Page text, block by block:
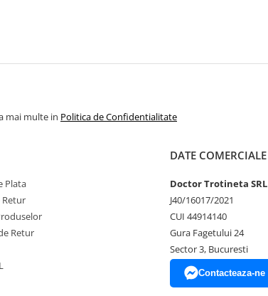
mai multe in Politica de Confidentialitate
Plata
Retur
Retur
DATE COMERCIALE
Doctor Trotineta SRL
J40/16017/2021
CUI 44914140
Gura Fagetului 24
Sector 3, Bucuresti
Contacteaza-ne